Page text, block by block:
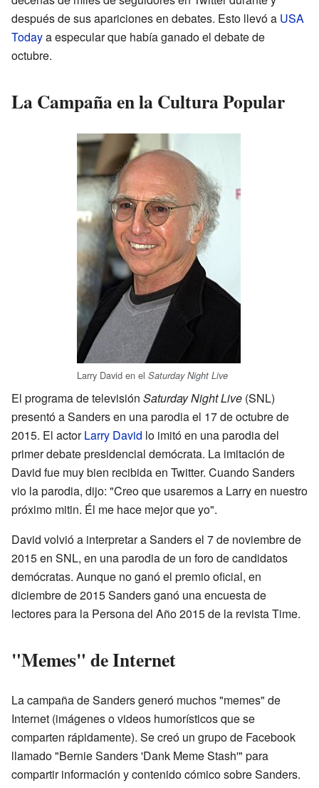
después de sus apariciones en debates. Esto llevó a USA
Todaya especular que había ganado el debate de
octubre.
La Campaña en la Cultura Popular
Larry David en el Saturday Night Live
El programa de televisión Saturday Night Live (SNL)
presentó a Sanders en una parodia el 17 de octubre de
2015. El actorLarry David lo imitó en una parodia del
primer debate presidencial demócrata. La imitación de
David fue muy bien recibida en Twitter. Cuando Sanders
vio la parodia, dijo: "Creo que usaremos a Larry en nuestro
próximo mitin. Él me hace mejor que yo".
David volvió a interpretar a Sanders el 7 de noviembre de
2015 en SNL, en una parodia de un foro de candidatos
demócratas. Aunque no ganó el premio oficial, en
diciembre de 2015 Sanders ganó una encuesta de
lectores para la Persona del Año 2015 de la revista Time.
"Memes" de Internet
La campaña de Sanders generó muchos "memes" de
Internet (imágenes o videos humorísticos que se
comparten rápidamente). Se creó un grupo de Facebook
llamado "Bernie Sanders 'Dank Meme Stash'" para
compartir información y contenido cómico sobre Sanders.